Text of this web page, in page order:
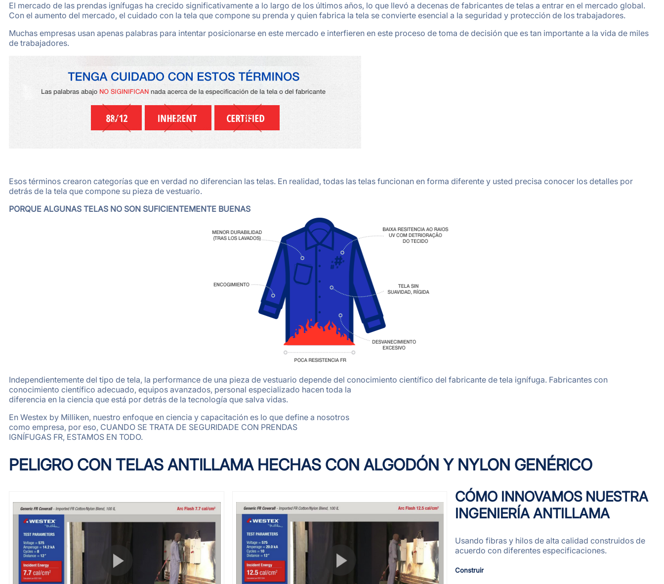
El mercado de las prendas ignífugas ha crecido significativamente a lo largo de los últimos años, lo que llevó a decenas de fabricantes de telas a entrar en el mercado global.
Con el aumento del mercado, el cuidado con la tela que compone su prenda y quien fabrica la tela se convierte esencial a la seguridad y protección de los trabajadores.
Muchas empresas usan apenas palabras para intentar posicionarse en este mercado e interfieren en este proceso de toma de decisión que es tan importante a la vida de miles
de trabajadores.
Esos términos crearon categorías que en verdad no diferencian las telas. En realidad, todas las telas funcionan en forma diferente y usted precisa conocer los detalles por
detrás de la tela que compone su pieza de vestuario.
PORQUE ALGUNAS TELAS NO SON SUFICIENTEMENTE BUENAS
Independientemente del tipo de tela, la performance de una pieza de vestuario depende del conocimiento científico del fabricante de tela ignífuga. Fabricantes con
conocimiento científico adecuado, equipos avanzados, personal especializado hacen toda la
diferencia en la ciencia que está por detrás de la tecnología que salva vidas.
En Westex by Milliken, nuestro enfoque en ciencia y capacitación es lo que define a nosotros
como empresa, por eso, CUANDO SE TRATA DE SEGURIDADE CON PRENDAS
IGNÍFUGAS FR, ESTAMOS EN TODO.
PELIGRO CON TELAS ANTILLAMA HECHAS CON ALGODÓN Y NYLON GENÉRICO
CÓMO INNOVAMOS NUESTRA
INGENIERÍA ANTILLAMA
Usando fibras y hilos de alta calidad construidos de
acuerdo con diferentes especificaciones.
Construir